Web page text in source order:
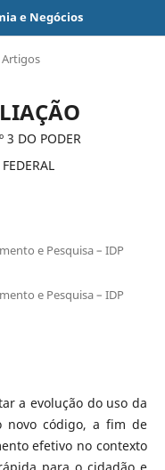
e Negócios
Artigos
3 DO PODER
e Pesquisa – IDP
e Pesquisa – IDP
a evolução do uso da
novo código, a fim de
efetivo no contexto